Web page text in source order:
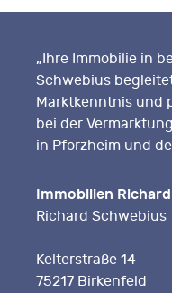
„Ihre Immobilie in
Schwebius
Marktkenntnis und
bei der
in Pforzheim und
Immobilien
Richard Schwebius
Kelterstraße 14
75217 Birkenfeld